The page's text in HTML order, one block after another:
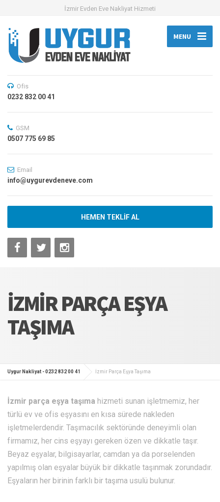
İzmir Evden Eve Nakliyat Hizmeti
MENU
Ofis
0232 832 00 41
GSM
0507 775 69 85
Email
info@uygurevdeneve.com
HEMEN TEKLIF AL
İZMIR PARÇA EŞYA
TAŞIMA
Uygur Nakliyat - 0232 832 00 41 İzmir Parça Eşya Taşıma
İzmir parça eşya taşıma hizmeti sunan işletmemiz, her
türlü ev ve ofis eşyasını en kısa sürede nakleden
işletmelerdendir. Taşımacılık sektöründe deneyimli olan
firmamız, her cins eşyayı gereken özen ve dikkatle taşır.
Beyaz eşyalar, bilgisayarlar, camdan ya da porselenden
yapılmış olan eşyalar büyük bir dikkatle taşınmak zorundadır.
Eşyaların her birinin farklı bir taşıma usulü bulunur.